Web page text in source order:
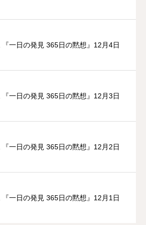
『一日の発見 365日の黙想』12月4日
『一日の発見 365日の黙想』12月3日
『一日の発見 365日の黙想』12月2日
『一日の発見 365日の黙想』12月1日